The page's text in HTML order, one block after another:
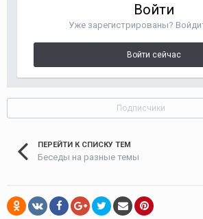
Войти
Уже зарегистрированы?
Войти сейчас
Подписчики
ПЕРЕЙТИ К СПИСКУ ТЕМ
Беседы на разные темы